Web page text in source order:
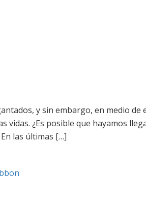
y sin embargo, en medio
¿Es posible que hayamos
las últimas […]